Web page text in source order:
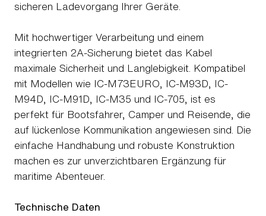
sicheren Ladevorgang Ihrer Geräte.
Mit hochwertiger Verarbeitung und einem
integrierten 2A-Sicherung bietet das Kabel
maximale Sicherheit und Langlebigkeit. Kompatibel
mit Modellen wie IC-M73EURO, IC-M93D, IC-
M94D, IC-M91D, IC-M35 und IC-705, ist es
perfekt für Bootsfahrer, Camper und Reisende, die
auf lückenlose Kommunikation angewiesen sind. Die
einfache Handhabung und robuste Konstruktion
machen es zur unverzichtbaren Ergänzung für
maritime Abenteuer.
Technische Daten